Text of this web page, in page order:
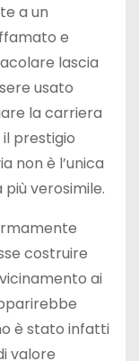
a un
e
lascia
usato
la carriera
prestigio
non è l’unica
verosimile.
costruire
ai
è stato infatti
valore